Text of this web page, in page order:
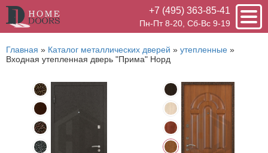
+7 (495) 363-85-41
Пн-Пт 8-20, Сб-Вс 9-19
Главная » Каталог металлических дверей » утепленные »
Входная утепленная дверь "Прима" Норд